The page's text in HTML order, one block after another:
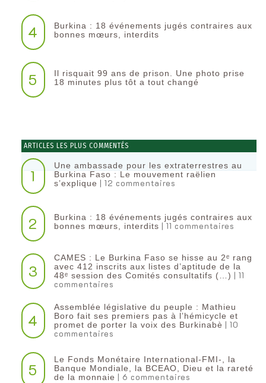
4
Burkina : 18 événements jugés contraires aux
bonnes mœurs, interdits
5
Il risquait 99 ans de prison. Une photo prise
18 minutes plus tôt a tout changé
ARTICLES LES PLUS COMMENTÉS
1
Une ambassade pour les extraterrestres au
Burkina Faso : Le mouvement raëlien
s’explique | 12 commentaires
2
Burkina : 18 événements jugés contraires aux
bonnes mœurs, interdits | 11 commentaires
3
CAMES : Le Burkina Faso se hisse au 2ᵉ rang
avec 412 inscrits aux listes d’aptitude de la
48ᵉ session des Comités consultatifs (…) | 11
commentaires
4
Assemblée législative du peuple : Mathieu
Boro fait ses premiers pas à l’hémicycle et
promet de porter la voix des Burkinabè | 10
commentaires
5
Le Fonds Monétaire International-FMI-, la
Banque Mondiale, la BCEAO, Dieu et la rareté
de la monnaie | 6 commentaires